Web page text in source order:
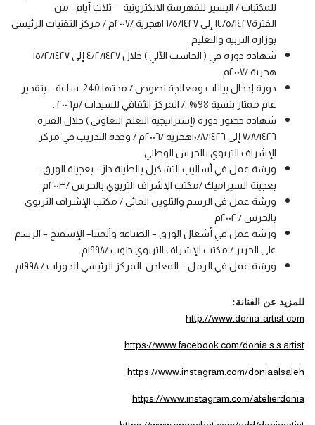
للمكتبات / اليسير للفهرسة الالكترونية – ثلاث أيام –من
الفترة١٤/٥/١٤٢٧ إلى ١٦/٥/١٤٢٧هجرية /٢٠٠٧م / مركز التقنيات الرئيسي
بوزارة التربية والتعليم .
شهادة دورة في ( الحاسب الآلي ) خلال ٤/٢/١٤٢٧ إلى ١٥/٢/١٤٢٧
هجرية /٢٠٠٧م
دورة إدخال بيانات ومعالجة نصوص / مدتها 240 ساعة – بتقدير
عام ممتاز بنسبة 98% / المركز الثقافي للسيدات /م٢٠٠٦ .
شهادة حضور دورة (إستراتيجية التعلم التعاوني ) خلال الفترة
٧/٨/١٤٢٦ إلى ١٠/٨/١٤٢٦هجرية /٢٠٠٦م / وحدة التدريب في مركز
الإشراف التربوي بالحرس الوطني
ورشة عمل في أساليب التشكيل بالطينة داز- بعجينة الورق –
بعجينة السيراميك /مكتب الإشراف التربوي بالحرس /٢٠٠٣م
ورشة عمل في الرسم والتلوين المائي / مكتب الإشراف التربوي
بالحرس / ٢٠٠٢م
ورشة عمل في أشغال الورق – الصياغة وآلمينا– الإسفنج – الرسم
على الحرير / مكتب الإشراف التربوي جنوب /١٩٩٨م.
ورشة عمل في الرمل – المعادن المركز الرئيسي للدورات / ١٩٩٨م .
للمزيد عن الفنانة:
http://www.donia-artist.com
https://www.facebook.com/donia.s.s.artist
https://www.instagram.com/doniaalsaleh
https://www.instagram.com/atelierdonia